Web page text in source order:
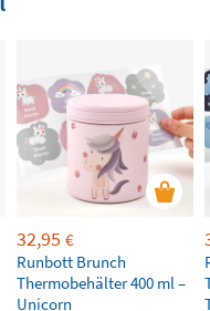
32,95 €
Runbott Brunch
Thermobehälter 400 ml –
Unicorn